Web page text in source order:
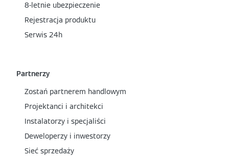
8-letnie ubezpieczenie
Rejestracja produktu
Serwis 24h
Partnerzy
Zostań partnerem handlowym
Projektanci i architekci
Instalatorzy i specjaliści
Deweloperzy i inwestorzy
Sieć sprzedaży